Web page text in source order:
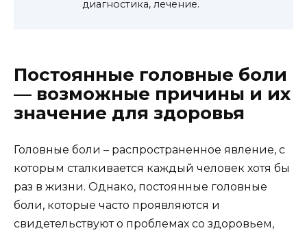
диагностика, лечение.
Постоянные головные боли
— возможные причины и их
значение для здоровья
Головные боли – распространенное явление, с
которым сталкивается каждый человек хотя бы
раз в жизни. Однако, постоянные головные
боли, которые часто проявляются и
свидетельствуют о проблемах со здоровьем,